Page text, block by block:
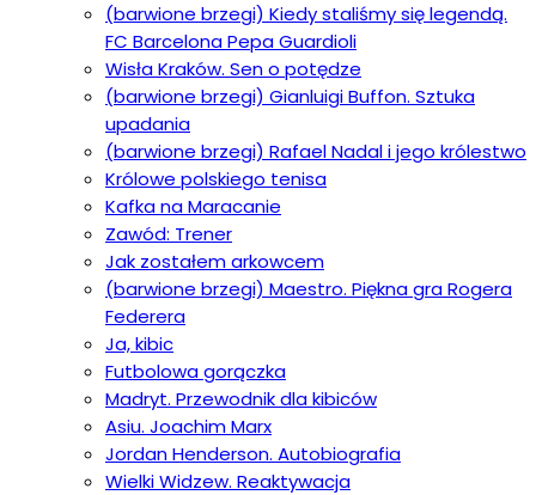
(barwione brzegi) Kiedy staliśmy się legendą.
FC Barcelona Pepa Guardioli
Wisła Kraków. Sen o potędze
(barwione brzegi) Gianluigi Buffon. Sztuka
upadania
(barwione brzegi) Rafael Nadal i jego królestwo
Królowe polskiego tenisa
Kafka na Maracanie
Zawód: Trener
Jak zostałem arkowcem
(barwione brzegi) Maestro. Piękna gra Rogera
Federera
Ja, kibic
Futbolowa gorączka
Madryt. Przewodnik dla kibiców
Asiu. Joachim Marx
Jordan Henderson. Autobiografia
Wielki Widzew. Reaktywacja